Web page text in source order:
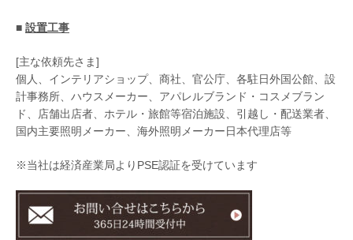
■ 設置工事
[主な依頼先さま]
個人、インテリアショップ、商社、官公庁、各駐日外国公館、設
計事務所、ハウスメーカー、アパレルブランド・コスメブラン
ド、店舗出店者、ホテル・旅館等宿泊施設、引越し・配送業者、
国内主要照明メーカー、海外照明メーカー日本代理店等
※当社は経済産業局よりPSE認証を受けています